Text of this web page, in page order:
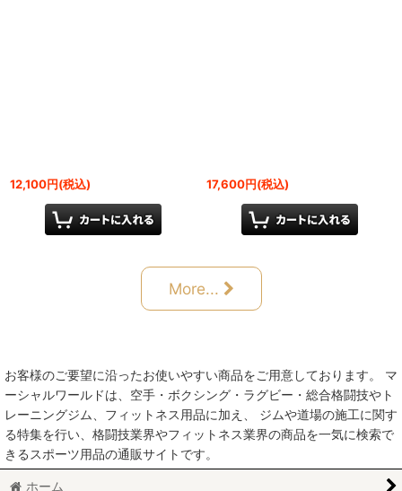
12,100円(税込) 17,600円(税込)
More...
お客様のご要望に沿ったお使いやすい商品をご用意しております。 マ
ーシャルワールドは、空手・ボクシング・ラグビー・総合格闘技やト
レーニングジム、フィットネス用品に加え、 ジムや道場の施工に関す
る特集を行い、格闘技業界やフィットネス業界の商品を一気に検索で
きるスポーツ用品の通販サイトです。
ホーム